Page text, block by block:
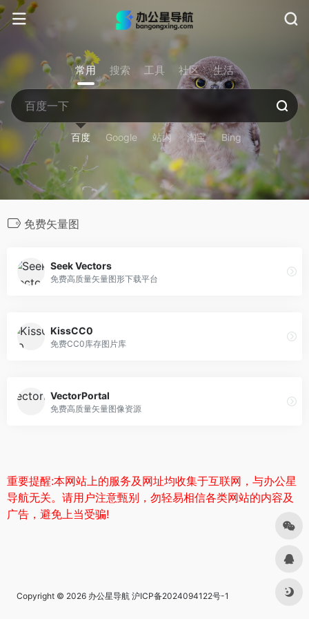
常用 搜索 工具 社区 生活
百度 Google 站内 淘宝 Bing
免费矢量图
Seek Vectors
免费高质量矢量图形下载平台
KissCC0
免费CC0库存图片库
VectorPortal
免费高质量矢量图像资源
重要提醒:本网站上的服务及网址均收集于互联网，与办公星
导航无关。请用户注意甄别，勿轻易相信各类网站的内容及
广告，避免上当受骗!
Copyright © 2026 办公星导航 沪ICP备2024094122号-1